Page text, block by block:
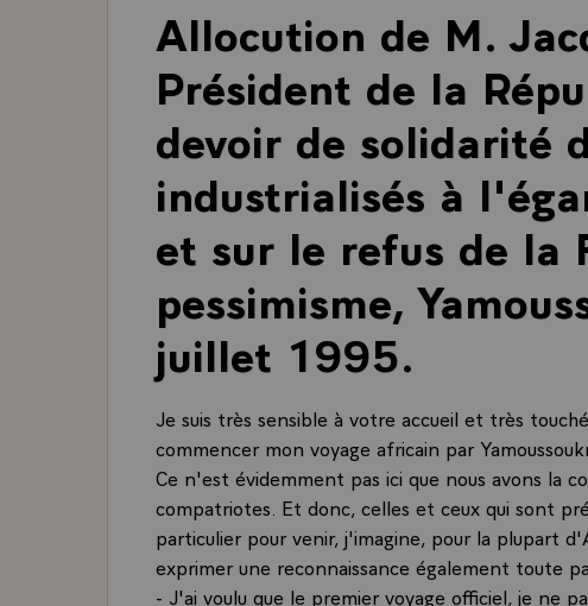
Allocution de M.
Président de la
devoir de solidarité
industrialisés à
et sur le refus de la
pessimisme,
juillet 1995.
Je suis très sensible à votre accueil et très
commencer mon voyage africain par
Ce n'est évidemment pas ici que nous avons la
compatriotes. Et donc, celles et ceux qui sont
particulier pour venir, j'imagine, pour la plupart
exprimer une reconnaissance également toute
- J'ai voulu que le premier voyage officiel, je ne